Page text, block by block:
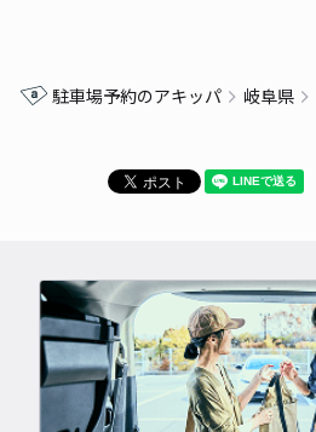
駐車場予約のアキッパ 岐阜県